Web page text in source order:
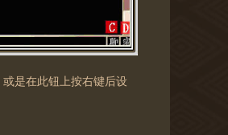
是在此钮上按右键后设